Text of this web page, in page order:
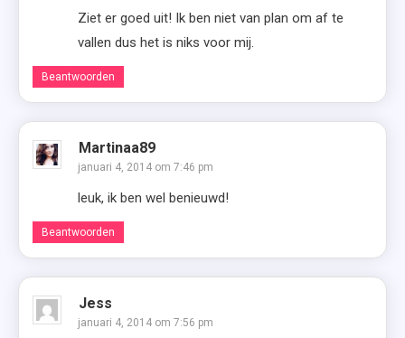
Ziet er goed uit! Ik ben niet van plan om af te
vallen dus het is niks voor mij.
Beantwoorden
Martinaa89
januari 4, 2014 om 7:46 pm
leuk, ik ben wel benieuwd!
Beantwoorden
Jess
januari 4, 2014 om 7:56 pm